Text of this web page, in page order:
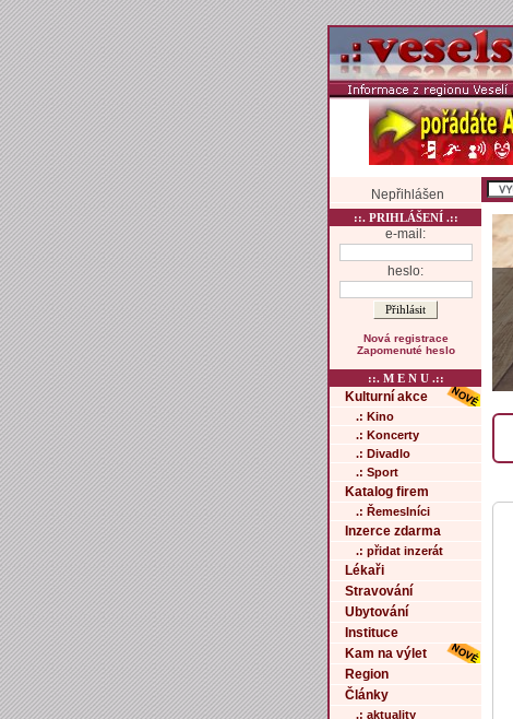
Nepřihlášen
::. PRIHLÁŠENÍ .::
e-mail:
heslo:
Nová registrace
Zapomenuté heslo
::. M E N U .::
Kulturní akce
.: Kino
.: Koncerty
.: Divadlo
.: Sport
Katalog firem
.: Řemeslníci
Inzerce zdarma
.: přidat inzerát
Lékaři
Stravování
Ubytování
Instituce
Kam na výlet
Region
Články
.: aktuality